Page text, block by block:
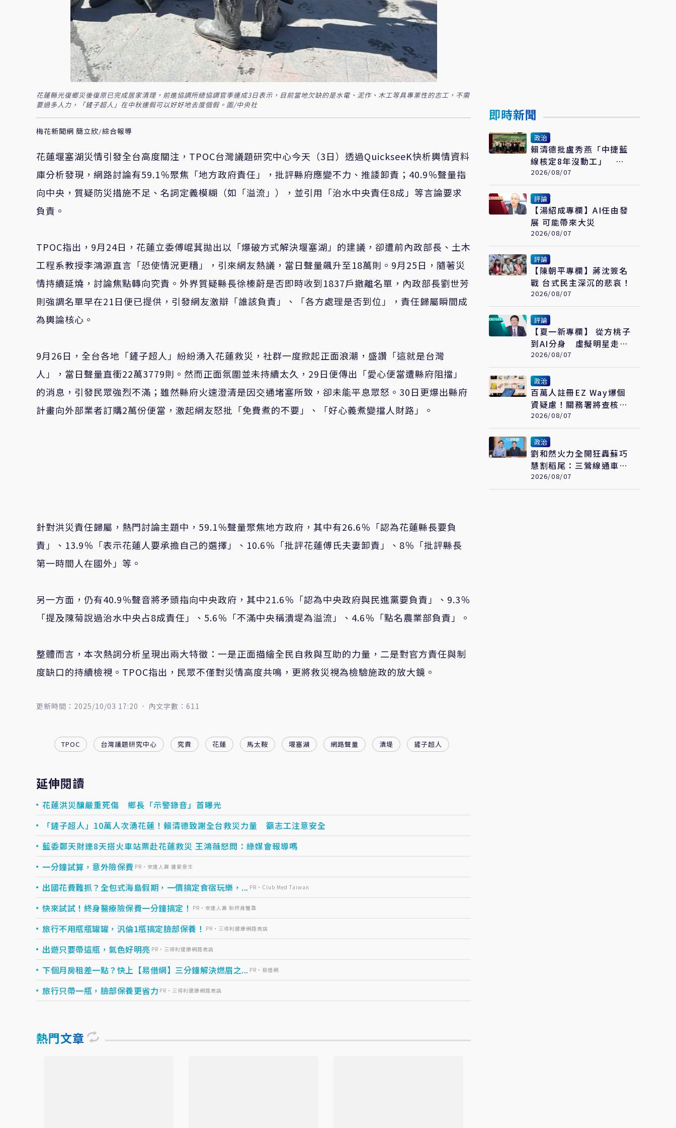
花蓮縣光復鄉災後復原已完成居家清理，前進協調所總協調官季連成3日表示，目前當地欠缺的是水電、泥作、木工等具專業性的志工，不需
要過多人力，「鏟子超人」在中秋連假可以好好地去度個假。圖/中央社
梅花新聞網 簡立欣/綜合報導
花蓮堰塞湖災情引發全台高度關注，TPOC台灣議題研究中心今天（3日）透過QuickseeK快析輿情資料
庫分析發現，網路討論有59.1％聚焦「地方政府責任」，批評縣府應變不力、推諉卸責；40.9％聲量指
向中央，質疑防災措施不足、名詞定義模糊（如「溢流」），並引用「治水中央責任8成」等言論要求
負責。
TPOC指出，9月24日，花蓮立委傅崐萁拋出以「爆破方式解決堰塞湖」的建議，卻遭前內政部長、土木
工程系教授李鴻源直言「恐使情況更糟」，引來網友熱議，當日聲量飆升至18萬則。9月25日，隨著災
情持續延燒，討論焦點轉向究責。外界質疑縣長徐榛蔚是否即時收到1837戶撤離名單，內政部長劉世芳
則強調名單早在21日便已提供，引發網友激辯「誰該負責」、「各方處理是否到位」，責任歸屬瞬間成
為輿論核心。
9月26日，全台各地「鏟子超人」紛紛湧入花蓮救災，社群一度掀起正面浪潮，盛讚「這就是台灣
人」，當日聲量直衝22萬3779則。然而正面氛圍並未持續太久，29日便傳出「愛心便當遭縣府阻擋」
的消息，引發民眾強烈不滿；雖然縣府火速澄清是因交通堵塞所致，卻未能平息眾怒。30日更爆出縣府
計畫向外部業者訂購2萬份便當，激起網友怒批「免費煮的不要」、「好心義煮變擋人財路」。
針對洪災責任歸屬，熱門討論主題中，59.1％聲量聚焦地方政府，其中有26.6％「認為花蓮縣長要負
責」、13.9％「表示花蓮人要承擔自己的選擇」、10.6％「批評花蓮傅氏夫妻卸責」、8％「批評縣長
第一時間人在國外」等。
另一方面，仍有40.9％聲音將矛頭指向中央政府，其中21.6％「認為中央政府與民進黨要負責」、9.3％
「提及陳菊說過治水中央占8成責任」、5.6％「不滿中央稱潰堤為溢流」、4.6％「點名農業部負責」。
整體而言，本次熱詞分析呈現出兩大特徵：一是正面描繪全民自救與互助的力量，二是對官方責任與制
度缺口的持續檢視。TPOC指出，民眾不僅對災情高度共鳴，更將救災視為檢驗施政的放大鏡。
更新時間：2025/10/03 17:20 內文字數：611
TPOC 台灣議題研究中心 究責 花蓮 馬太鞍 堰塞湖 網路聲量 潰堤 鏟子超人
延伸閱讀
花蓮洪災釀嚴重死傷 鄉長「示警錄音」首曝光
「鏟子超人」10萬人次湧花蓮！賴清德致謝全台救災力量 籲志工注意安全
藍委鄭天財連8天搭火車站票赴花蓮救災 王鴻薇怒問：綠媒會報導嗎
一分鐘試算，意外險保費 PR・安達人壽 鍾愛意生
出國花費難抓？全包式海島假期，一價搞定食宿玩樂，... PR・Club Med Taiwan
快來試試！終身醫療險保費一分鐘搞定！ PR・安達人壽 新終身醫靠
旅行不用瓶瓶罐罐，汎倫1瓶搞定臉部保養！ PR・三得利健康網路商店
出遊只要帶這瓶，氣色好明亮 PR・三得利健康網路商店
下個月房租差一點？快上【易借網】三分鐘解決燃眉之... PR・易借網
旅行只帶一瓶，臉部保養更省力 PR・三得利健康網路商店
熱門文章
即時新聞
政治
賴清德批盧秀燕「中捷藍
線核定8年沒動工」 黃
健豪：萊爾校長開口就說
謊
2026/08/07
評論
【湯紹成專欄】AI任由發
展 可能帶來大災
2026/08/07
評論
【陳朝平專欄】蔣沈簽名
戰 台式民主深沉的悲哀！
2026/08/07
評論
【夏一新專欄】 從方桃子
到AI分身 虛擬明星走向
全球影視
2026/08/07
政治
百萬人註冊EZ Way爆個
資疑慮！關務署將查核關
貿：3個月提檢討報告
2026/08/07
政治
劉和然火力全開狂轟蘇巧
慧割稻尾：三鶯線通車甘
妳什麼事
2026/08/07